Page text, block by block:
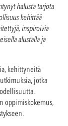
halusta tarjota
kehittää
inspiroivia
alustalla ja
kehittyneitä
jotka
oppimiskokemus,